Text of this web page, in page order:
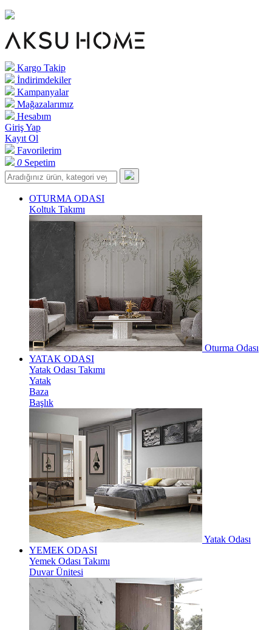
Kargo Takip
İndirimdekiler
Kampanyalar
Mağazalarımız
Hesabım
Giriş Yap
Kayıt Ol
Favorilerim
0 Sepetim
OTURMA ODASI
Koltuk Takımı
Oturma Odası
YATAK ODASI
Yatak Odası Takımı
Yatak
Baza
Başlık
Yatak Odası
YEMEK ODASI
Yemek Odası Takımı
Duvar Ünitesi